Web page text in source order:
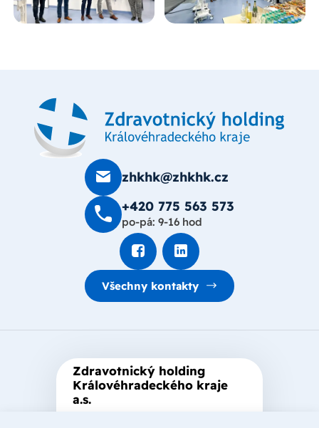
zhkhk@zhkhk.cz
+420 775 563 573
po-pá: 9-16 hod
Všechny kontakty
Zdravotnický holding
Královéhradeckého kraje
a.s.